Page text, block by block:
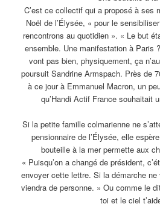
C’est ce collectif qui a proposé à ses
Noël de l’Élysée, « pour le
rencontrons au quotidien ». « Le but
ensemble. Une manifestation à Paris
vont pas bien, physiquement, ça
poursuit Sandrine Armspach. Près de
à ce jour à Emmanuel Macron, un
qu’Handi Actif France souhaitait
Si la petite famille colmarienne ne
pensionnaire de l’Élysée, elle
bouteille à la mer permette aux
« Puisqu’on a changé de président,
envoyer cette lettre. Si la démarche
viendra de personne. » Ou comme le
toi et le ciel